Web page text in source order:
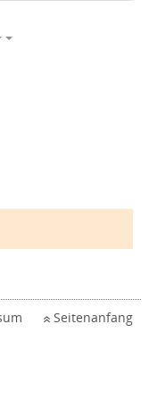
Seitenanfang